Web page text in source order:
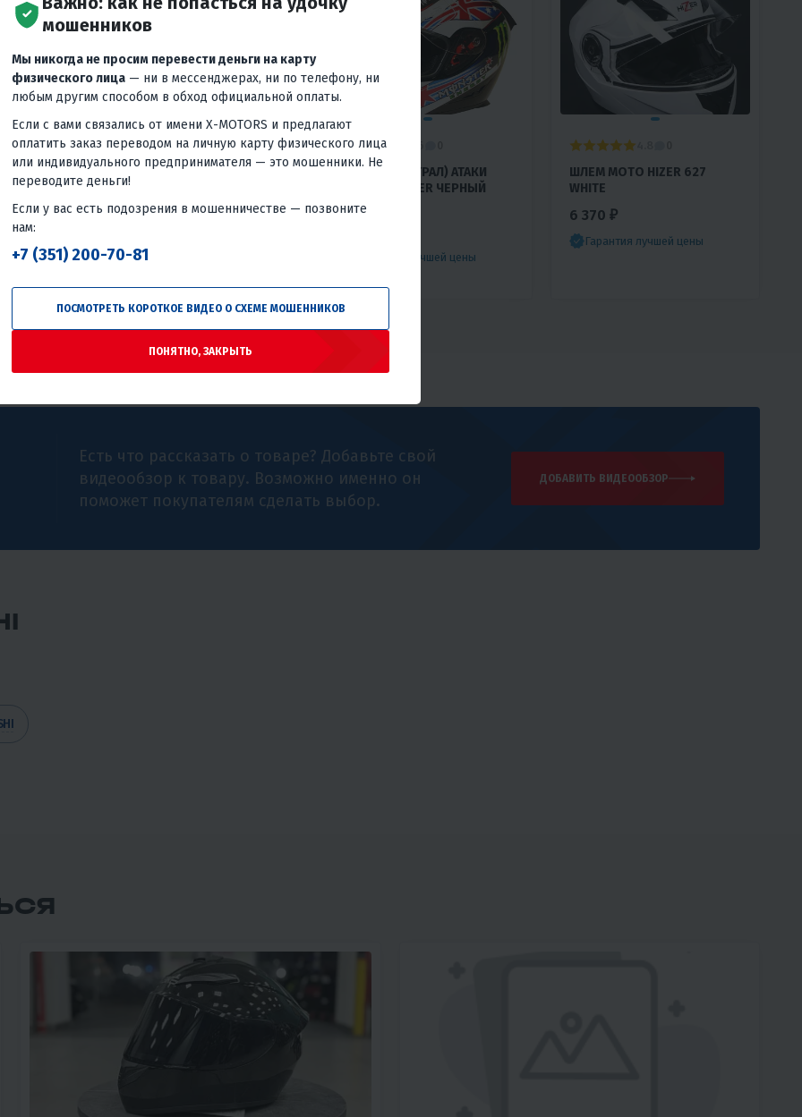
4.7 0
ШЛЕМ ИНТЕГРАЛ SHIRO SH-
821 SPIRIT, ЧЕРНО-КРАСНЫЙ
5 700 ₽
ШЛЕМ (ИНТЕГРАЛ) АТАКИ
FF311 MONSTER ЧЕРНЫЙ
ГЛЯНЦЕВЫЙ
Гарантия лучшей цены
ШЛЕМ МОТО HIZER 627
WHITE
6 370 ₽
Гарантия лучшей цены
Есть что рассказать о товаре? Добавьте свой
видеообзор к товару. Возможно именно он
поможет покупателям сделать выбор.
ДОБАВИТЬ ВИДЕООБЗОР
мошенников
Мы никогда не просим перевести деньги на карту
физического лица — ни в мессенджерах, ни по телефону, ни
любым другим способом в обход официальной оплаты.
Если с вами связались от имени X-MOTORS и предлагают
оплатить заказ переводом на личную карту физического лица
или индивидуального предпринимателя — это мошенники. Не
переводите деньги!
Если у вас есть подозрения в мошенничестве — позвоните
нам:
+7 (351) 200-70-81
ПОСМОТРЕТЬ КОРОТКОЕ ВИДЕО О СХЕМЕ МОШЕННИКОВ
ПОНЯТНО, ЗАКРЫТЬ